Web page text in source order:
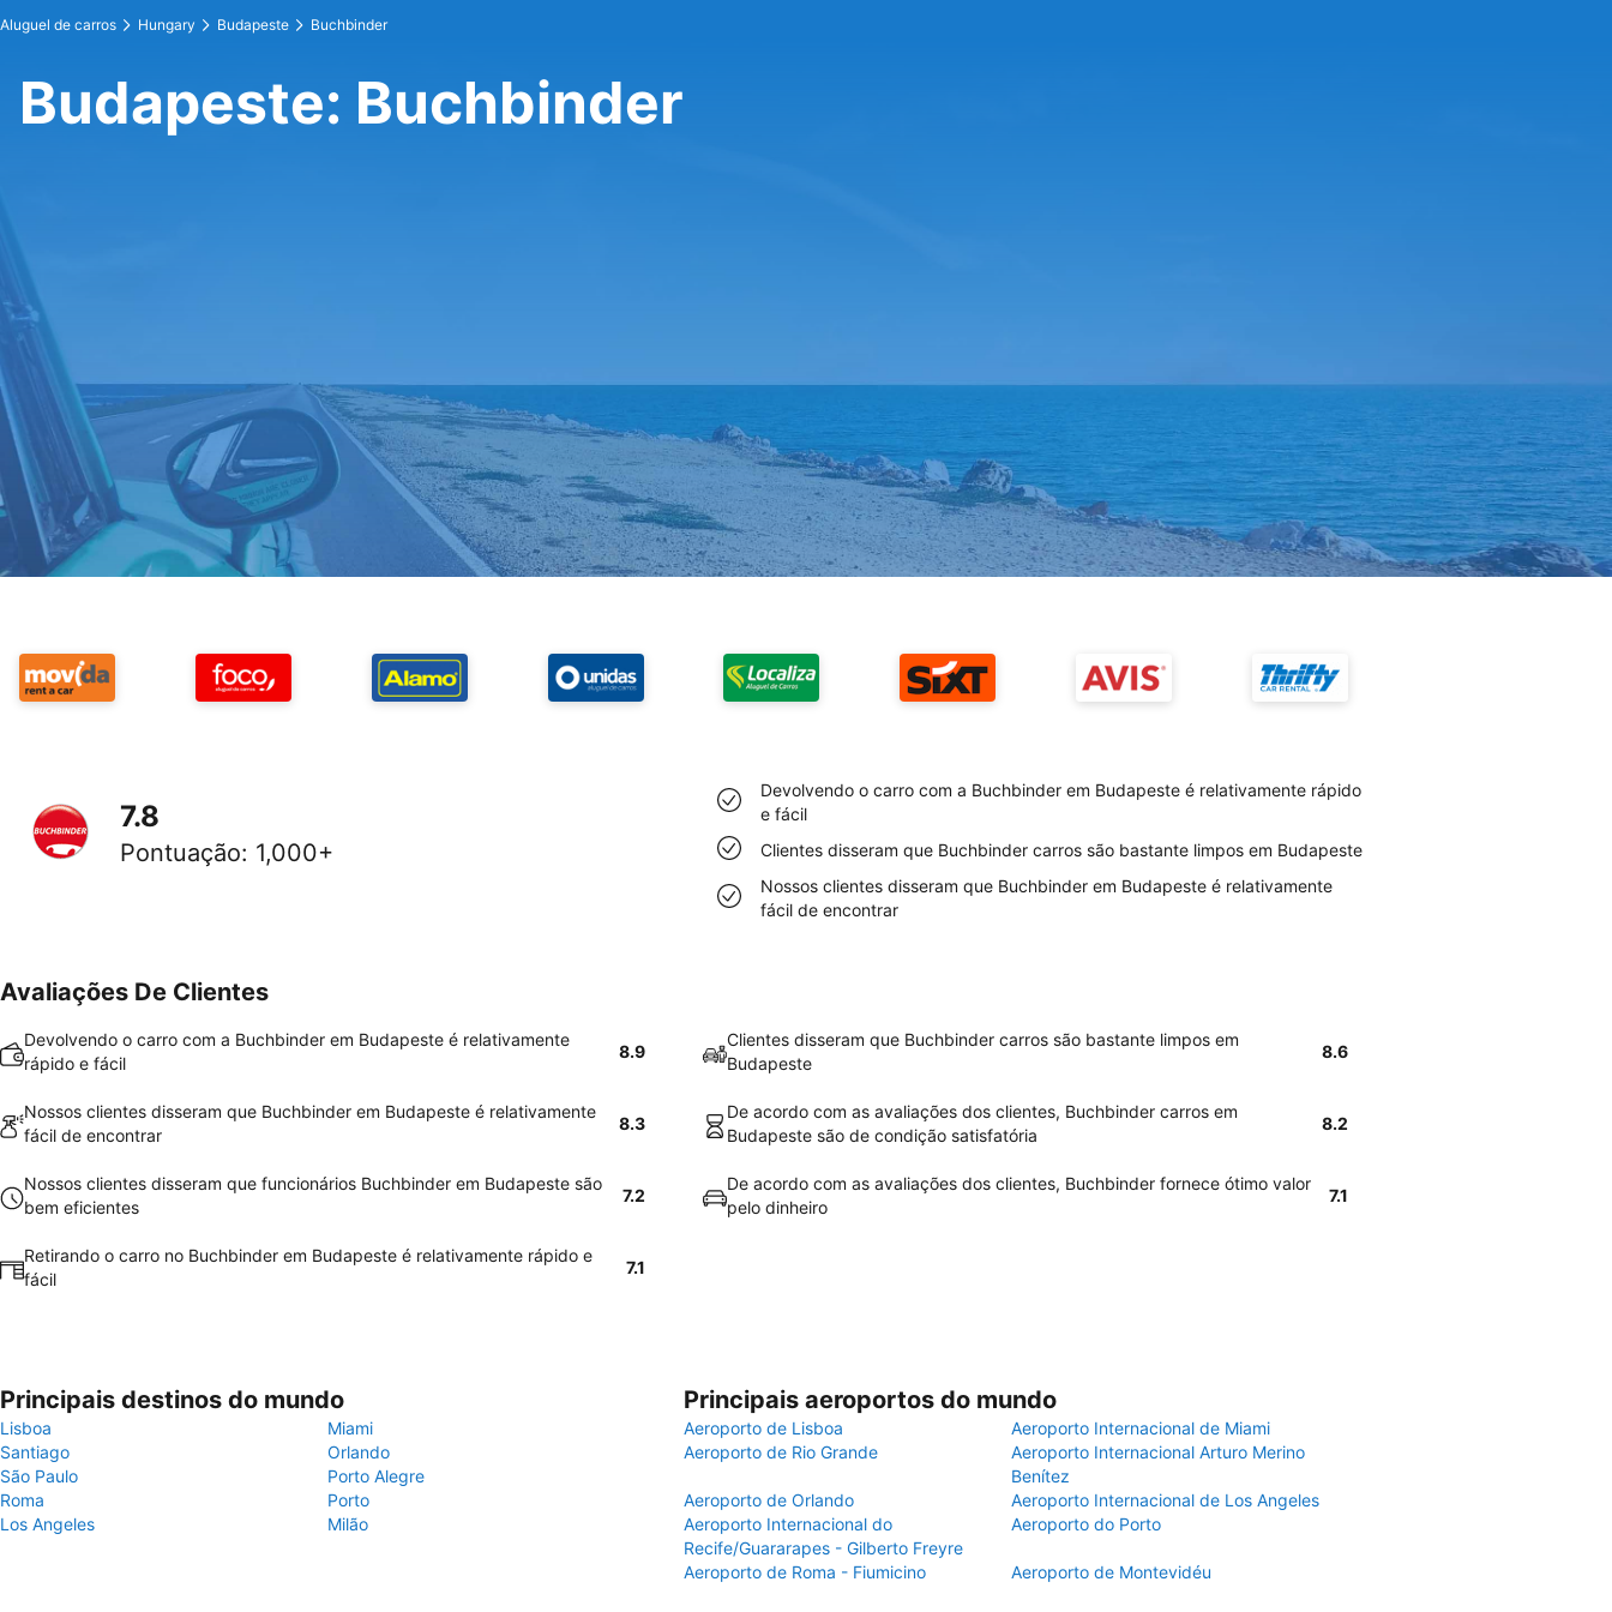
Aluguel de carros Hungary Budapeste Buchbinder
Budapeste: Buchbinder
7.8
Pontuação: 1,000+
Devolvendo o carro com a Buchbinder em Budapeste é relativamente rápido
e fácil
Clientes disseram que Buchbinder carros são bastante limpos em Budapeste
Nossos clientes disseram que Buchbinder em Budapeste é relativamente
fácil de encontrar
Avaliações De Clientes
Devolvendo o carro com a Buchbinder em Budapeste é relativamente
rápido e fácil
8.9
Clientes disseram que Buchbinder carros são bastante limpos em
Budapeste
8.6
Nossos clientes disseram que Buchbinder em Budapeste é relativamente
fácil de encontrar
8.3
De acordo com as avaliações dos clientes, Buchbinder carros em
Budapeste são de condição satisfatória
8.2
Nossos clientes disseram que funcionários Buchbinder em Budapeste são
bem eficientes
7.2
De acordo com as avaliações dos clientes, Buchbinder fornece ótimo valor
pelo dinheiro
7.1
Retirando o carro no Buchbinder em Budapeste é relativamente rápido e
fácil
7.1
Principais destinos do mundo
Lisboa
Miami
Santiago
Orlando
São Paulo
Porto Alegre
Roma
Porto
Los Angeles
Milão
Principais aeroportos do mundo
Aeroporto de Lisboa
Aeroporto Internacional de Miami
Aeroporto de Rio Grande
Aeroporto Internacional Arturo Merino
Benítez
Aeroporto de Orlando
Aeroporto Internacional de Los Angeles
Aeroporto Internacional do
Recife/Guararapes - Gilberto Freyre
Aeroporto do Porto
Aeroporto de Roma - Fiumicino Aeroporto de Montevidéu